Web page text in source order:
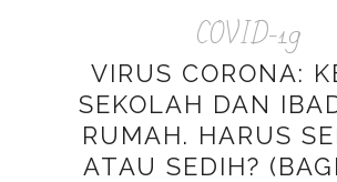
COVID-19
VIRUS CORONA:
SEKOLAH DAN
RUMAH. HARUS
ATAU SEDIH?